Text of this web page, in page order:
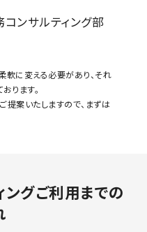
ンサルティング部
軟に変える必要があり、それ
ります。
案いたしますので、まずは
グご利用までの